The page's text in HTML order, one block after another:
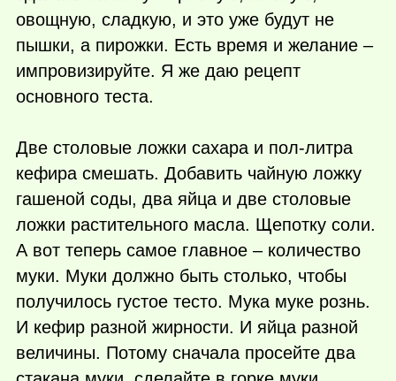
овощную, сладкую, и это уже будут не
пышки, а пирожки. Есть время и желание –
импровизируйте. Я же даю рецепт
основного теста.
Две столовые ложки сахара и пол-литра
кефира смешать. Добавить чайную ложку
гашеной соды, два яйца и две столовые
ложки растительного масла. Щепотку соли.
А вот теперь самое главное – количество
муки. Муки должно быть столько, чтобы
получилось густое тесто. Мука муке рознь.
И кефир разной жирности. И яйца разной
величины. Потому сначала просейте два